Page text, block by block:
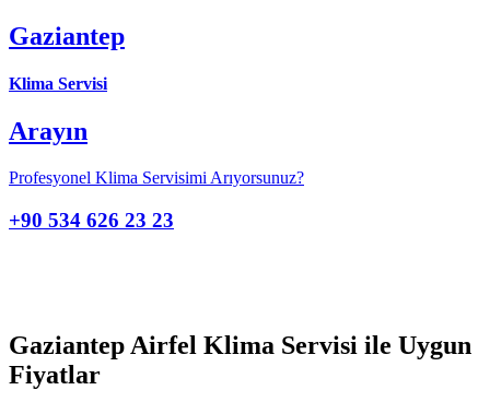
Gaziantep
Klima Servisi
Arayın
Profesyonel Klima Servisimi Arıyorsunuz?
+90 534 626 23 23
Gaziantep Airfel Klima Servisi ile Uygun
Fiyatlar